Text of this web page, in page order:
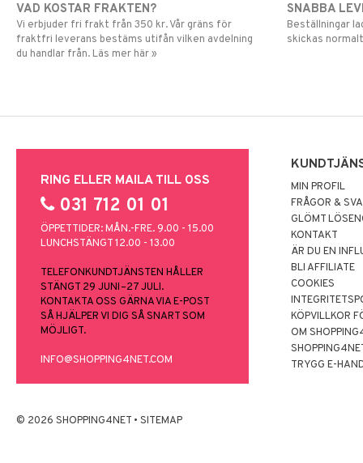
VAD KOSTAR FRAKTEN?
Vi erbjuder fri frakt från 350 kr. Vår gräns för
fraktfri leverans bestäms utifån vilken avdelning
du handlar från. Läs mer här »
SNABBA
Beställningar
skickas
RING ELLER MAILA TILL OSS
031 712 01 01
ÖPPETTIDER: MÅN.-FRE. 9.00 - 15.00
LUNCHSTÄNGT 12.00 - 13.00
TELEFONKUNDTJÄNSTEN HÅLLER
STÄNGT 29 JUNI–27 JULI.
KONTAKTA OSS GÄRNA VIA E-POST
SÅ HJÄLPER VI DIG SÅ SNART SOM
MÖJLIGT.
INFO@SHOPPING4NET.COM
MIN PROFIL
FRÅGOR &
GLÖMT
KONTAKT
ÄR DU EN
BLI AFFILIATE
COOKIES
KÖPVILLKOR
OM
TRYGG E-
© 2026 SHOPPING4NET • SITEMAP